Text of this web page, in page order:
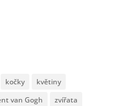
kočky
květiny
van Gogh
zvířata